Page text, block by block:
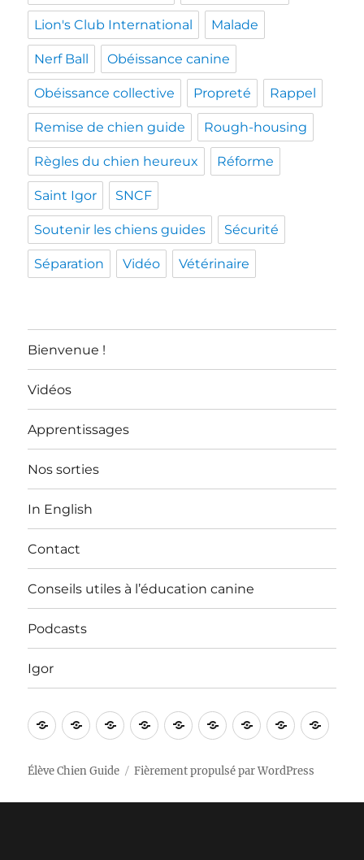
Lion's Club International Malade
Nerf Ball Obéissance canine
Obéissance collective Propreté Rappel
Remise de chien guide Rough-housing
Règles du chien heureux Réforme
Saint Igor SNCF
Soutenir les chiens guides Sécurité
Séparation Vidéo Vétérinaire
Bienvenue !
Vidéos
Apprentissages
Nos sorties
In English
Contact
Conseils utiles à l’éducation canine
Podcasts
Igor
Bienvenue
VidéosApprentissages
Nos In
ContactConseils
à
Podcasts
Igor
Élève Chien Guide Fièrement propulsé par WordPress